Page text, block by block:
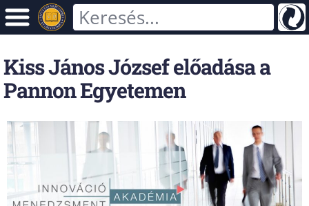
Kiss János József előadása a
Pannon Egyetemen